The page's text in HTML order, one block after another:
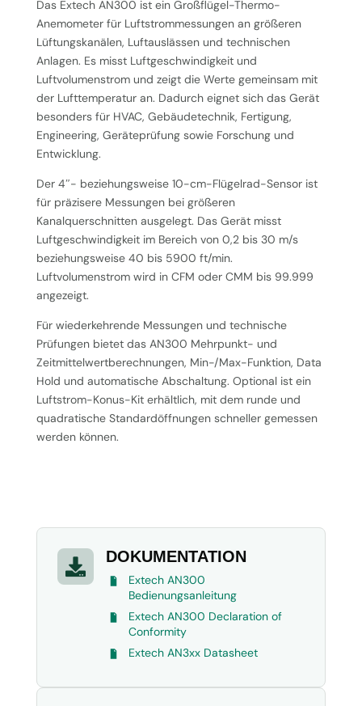
Das Extech AN300 ist ein Großflügel-Thermo-
Anemometer für Luftstrommessungen an größeren
Lüftungskanälen, Luftauslässen und technischen
Anlagen. Es misst Luftgeschwindigkeit und
Luftvolumenstrom und zeigt die Werte gemeinsam mit
der Lufttemperatur an. Dadurch eignet sich das Gerät
besonders für HVAC, Gebäudetechnik, Fertigung,
Engineering, Geräteprüfung sowie Forschung und
Entwicklung.
Der 4″- beziehungsweise 10-cm-Flügelrad-Sensor ist
für präzisere Messungen bei größeren
Kanalquerschnitten ausgelegt. Das Gerät misst
Luftgeschwindigkeit im Bereich von 0,2 bis 30 m/s
beziehungsweise 40 bis 5900 ft/min.
Luftvolumenstrom wird in CFM oder CMM bis 99.999
angezeigt.
Für wiederkehrende Messungen und technische
Prüfungen bietet das AN300 Mehrpunkt- und
Zeitmittelwertberechnungen, Min-/Max-Funktion, Data
Hold und automatische Abschaltung. Optional ist ein
Luftstrom-Konus-Kit erhältlich, mit dem runde und
quadratische Standardöffnungen schneller gemessen
werden können.
 DOKUMENTATION
Extech AN300
Bedienungsanleitung
Extech AN300 Declaration of
Conformity
Extech AN3xx Datasheet